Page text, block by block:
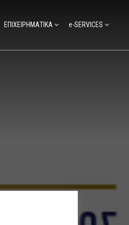
ΕΠΙΧΕΙΡΗΜΑΤΙΚΑ e-SERVICES